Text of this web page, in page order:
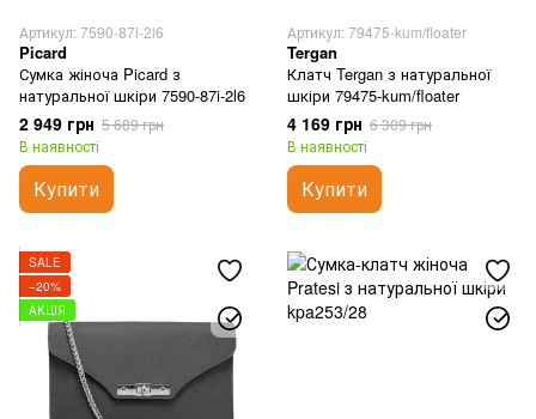
Артикул: 7590-87i-2l6
Picard
Сумка жіноча Picard з
натуральної шкіри 7590-87i-2l6
2 949 грн 5 689 грн
В наявності
Купити
Артикул: 79475-kum/floater
Tergan
Клатч Tergan з натуральної
шкіри 79475-kum/floater
4 169 грн 6 309 грн
В наявності
Купити
SALE
−20%
АКЦІЯ